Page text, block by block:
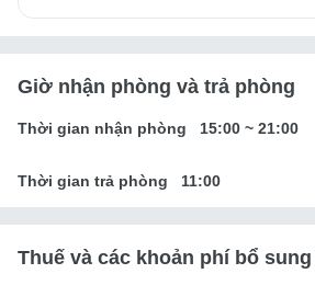
Giờ nhận phòng và trả phòng
Thời gian nhận phòng 15:00 ~ 21:00
Thời gian trả phòng 11:00
Thuế và các khoản phí bổ sung